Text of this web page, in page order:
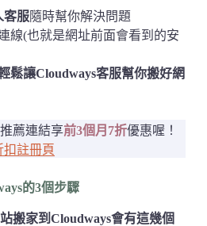
客服隨時幫你解決問題
線(也就是網址前面會看到的安
鬆讓Cloudways客服幫你搬好網
薦連結享前3個月7折優惠喔！
扣註冊頁
的3個步驟
搬家到Cloudways會有這幾個